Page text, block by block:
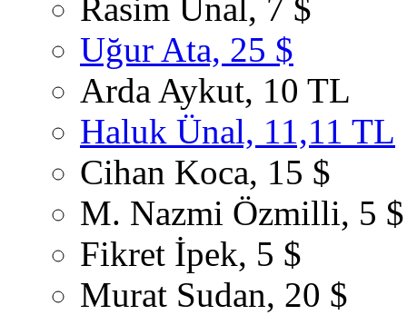
Rasim Ünal, 7 $
Uğur Ata, 25 $
Arda Aykut, 10 TL
Haluk Ünal, 11,11 TL
Cihan Koca, 15 $
M. Nazmi Özmilli, 5 $
Fikret İpek, 5 $
Murat Sudan, 20 $